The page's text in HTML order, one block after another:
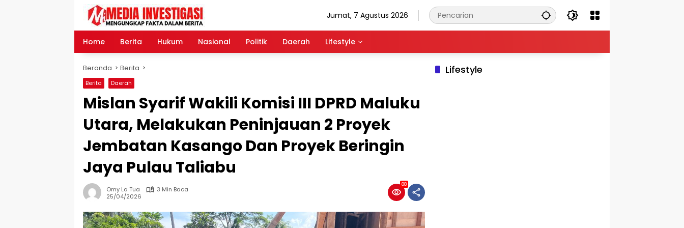
Jumat, 7 Agustus 2026
Home Berita Hukum Nasional Politik Daerah Lifestyle
Beranda Berita
Berita Daerah
Mislan Syarif Wakili Komisi III DPRD Maluku
Utara, Melakukan Peninjauan 2 Proyek
Jembatan Kasango Dan Proyek Beringin
Jaya Pulau Taliabu
Omy La Tua
3 Min Baca
25/04/2026
88
Lifestyle